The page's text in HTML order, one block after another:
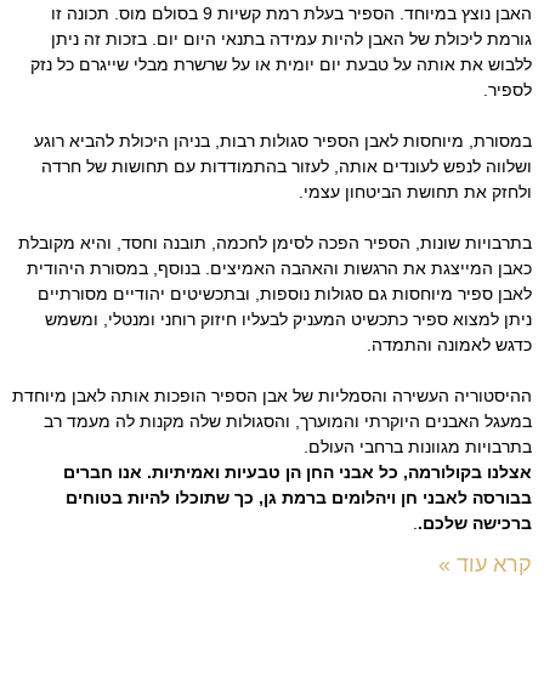
האבן נוצץ במיוחד. הספיר בעלת רמת קשיות 9 בסולם מוס. תכונה זו
גורמת ליכולת של האבן להיות עמידה בתנאי היום יום. בזכות זה ניתן
ללבוש את אותה על טבעת יום יומית או על שרשרת מבלי שייגרם כל נזק
לספיר.
במסורת, מיוחסות לאבן הספיר סגולות רבות, בניהן היכולת להביא רוגע
ושלווה לנפש לעונדים אותה, לעזור בהתמודדות עם תחושות של חרדה
ולחזק את תחושת הביטחון עצמי.
בתרבויות שונות, הספיר הפכה לסימן לחכמה, תובנה וחסד, והיא מקובלת
כאבן המייצגת את הרגשות והאהבה האמיצים. בנוסף, במסורת היהודית
לאבן ספיר מיוחסות גם סגולות נוספות, ובתכשיטים יהודיים מסורתיים
ניתן למצוא ספיר כתכשיט המעניק לבעליו חיזוק רוחני ומנטלי, ומשמש
כדגש לאמונה והתמדה.
ההיסטוריה העשירה והסמליות של אבן הספיר הופכות אותה לאבן מיוחדת
במעגל האבנים היוקרתי והמוערך, והסגולות שלה מקנות לה מעמד רב
בתרבויות מגוונות ברחבי העולם.
אצלנו בקולורמה, כל אבני החן הן טבעיות ואמיתיות. אנו חברים
בבורסה לאבני חן ויהלומים ברמת גן, כך שתוכלו להיות בטוחים
ברכישה שלכם..
קרא עוד »